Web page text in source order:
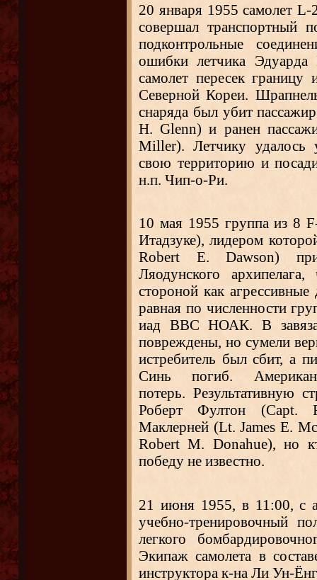
20 января 1955 самолет
совершал транспортный
подконтрольные
ошибки летчика
самолет пересек
Северной Кореи.
снаряда был убит
H. Glenn) и ранен
Miller). Летчику удалось
свою территорию и
н.п. Чип-о-Ри.
10 мая 1955 группа из
Итадзуке), лидером
Robert E. Dawson)
Ляодунского
стороной как агрессивные
равная по численности
иад ВВС НОАК. В
повреждены, но сумели
истребитель был сбит, а
Синь погиб.
потерь. Результативную
Роберт Фултон
Маклерней (Lt. James E.
Robert M. Donahue), но
победу не известно.
21 июня 1955, в 11:00, с
учебно-тренировочный
легкого
Экипаж самолета в
инструктора к-на Ли Ун-